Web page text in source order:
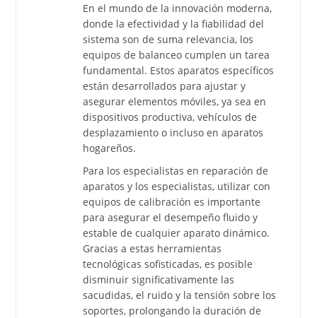
En el mundo de la innovación moderna,
donde la efectividad y la fiabilidad del
sistema son de suma relevancia, los
equipos de balanceo cumplen un tarea
fundamental. Estos aparatos específicos
están desarrollados para ajustar y
asegurar elementos móviles, ya sea en
dispositivos productiva, vehículos de
desplazamiento o incluso en aparatos
hogareños.
Para los especialistas en reparación de
aparatos y los especialistas, utilizar con
equipos de calibración es importante
para asegurar el desempeño fluido y
estable de cualquier aparato dinámico.
Gracias a estas herramientas
tecnológicas sofisticadas, es posible
disminuir significativamente las
sacudidas, el ruido y la tensión sobre los
soportes, prolongando la duración de